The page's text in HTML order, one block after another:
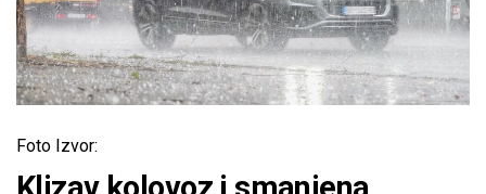
Foto Izvor: